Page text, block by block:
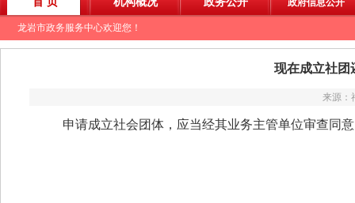
现在成立社团
来源：
申请成立社会团体，应当经其业务主管单位审查同